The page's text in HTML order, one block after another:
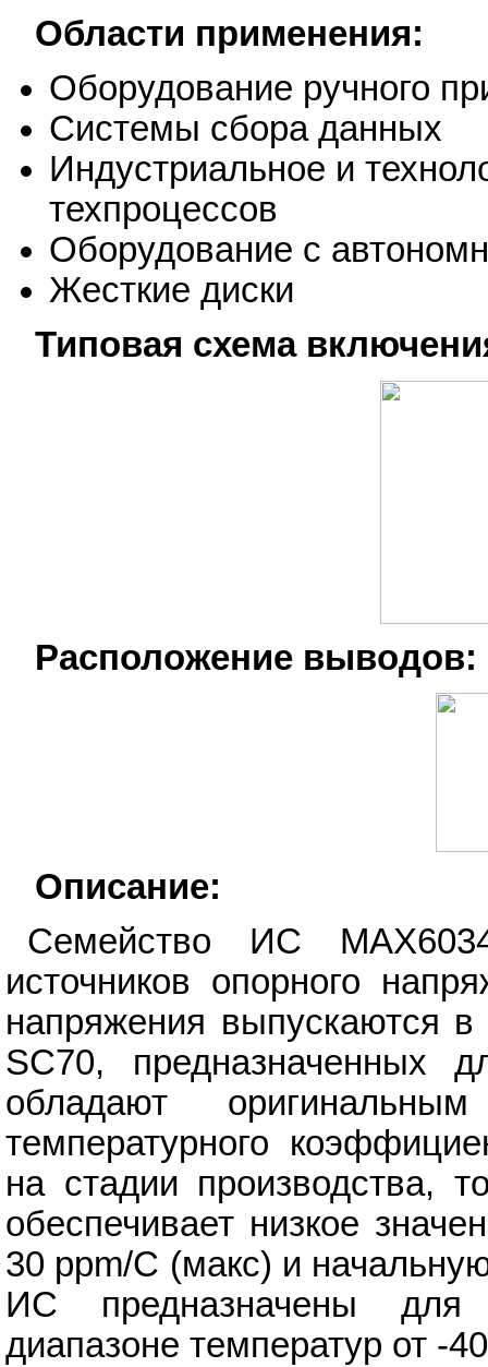
Области применения:
Оборудование ручного
Системы сбора данных
Индустриальное и
техпроцессов
Оборудование с
Жесткие диски
Типовая схема
Расположение выводов:
Описание:
Семейство ИС
источников опорного
напряжения выпускаются
SC70, предназначенных
обладают
температурного
на стадии производства,
обеспечивает низкое
30 ppm/C (макс) и
ИС предназначены для
диапазоне температур от -